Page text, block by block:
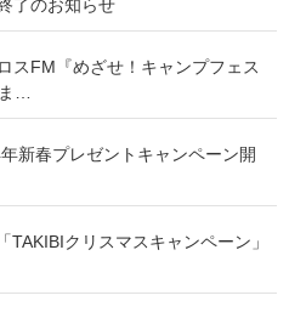
了のお知らせ
スFM『めざせ！キャンプフェス
…
新春プレゼントキャンペーン開
クリスマスキャンペーン」